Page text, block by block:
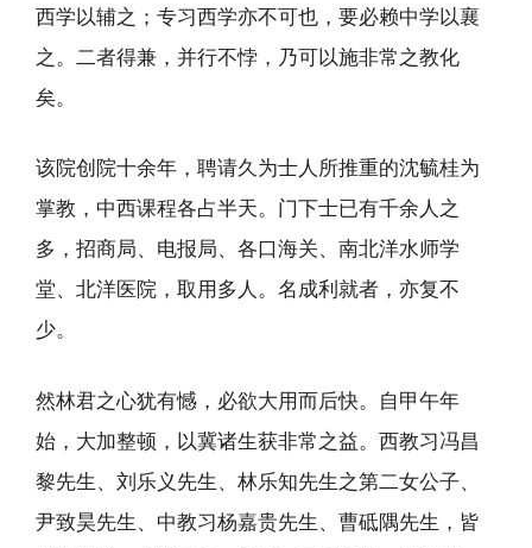
西学以辅之；专习西学亦不可也，要必赖中学以襄
之。二者得兼，并行不悖，乃可以施非常之教化
矣。
该院创院十余年，聘请久为士人所推重的沈毓桂为
掌教，中西课程各占半天。门下士已有千余人之
多，招商局、电报局、各口海关、南北洋水师学
堂、北洋医院，取用多人。名成利就者，亦复不
少。
然林君之心犹有憾，必欲大用而后快。自甲午年
始，大加整顿，以冀诸生获非常之益。西教习冯昌
黎先生、刘乐义先生、林乐知先生之第二女公子、
尹致昊先生、中教习杨嘉贵先生、曹砥隅先生，皆